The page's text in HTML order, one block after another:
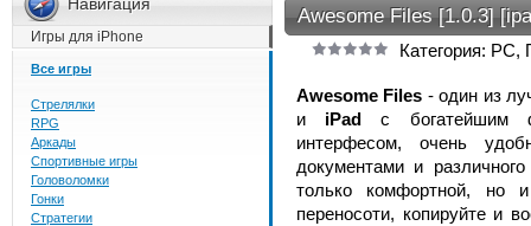
Игры для iPhone
Все игры
Стрелялки
RPG
Аркады
Спортивные игры
Головоломки
Гонки
Стратегии
Awesome Files [1.0.3]
Категория:
Awesome Files - один из
и iPadс богатейшим
интерфесом, очень
документами и
только комфортной, но и
переносоти, копируйте и